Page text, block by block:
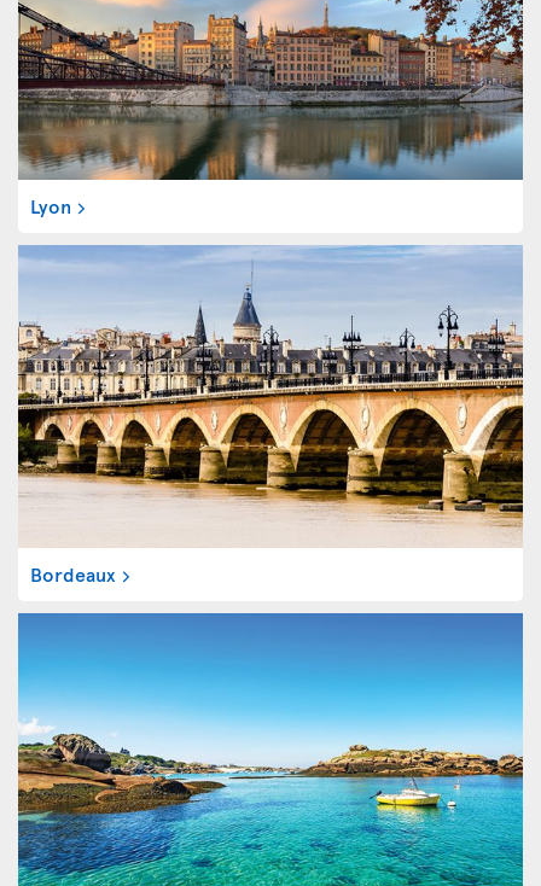
Lyon
Bordeaux